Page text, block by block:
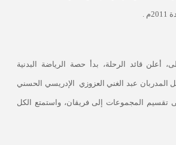
.
أعلن قائد الرحلة، بدأ حصة الرياضة البدنية
عبد الغني العزوزي الإدريسي الحسني
تقسيم المجموعات إلى فريقان، واستمتع الكل